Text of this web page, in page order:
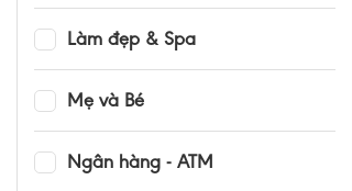
Làm đẹp & Spa
Mẹ và Bé
Ngân hàng - ATM